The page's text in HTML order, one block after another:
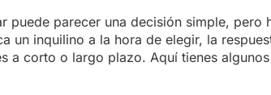
puede parecer una decisión simple,
un inquilino a la hora de elegir, la
a corto o largo plazo. Aquí tienes